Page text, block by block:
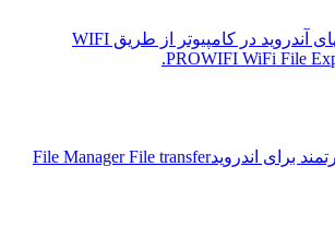
مدیریت گوشیهای آندروید در کامپیوتر از طریق WIFI
PROWIFI WiFi File
برای اندرویدFile Manager File transfer